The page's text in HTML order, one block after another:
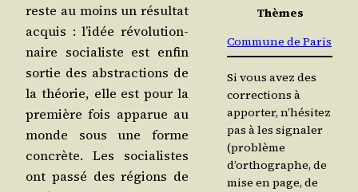
reste au moins un résul­tat
acquis : l’i­dée révo­lu­tion­
naire socia­liste est enfin
sor­tie des abs­trac­tions de
la théo­rie, elle est pour la
pre­mière fois appa­rue au
monde sous une forme
concrète. Les socia­listes
ont pas­sé des régions de
Thèmes
Commune de Paris
Si vous avez des
corrections à
apporter, n’hésitez
pas à les signaler
(problème
d’orthographe, de
mise en page, de